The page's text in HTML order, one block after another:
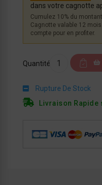
dans votre cagnotte
Cumulez 10% du
Cagnotte valable 12
compte pour en profiter.
Quantité
Rupture De Stock
Livraison Rapide